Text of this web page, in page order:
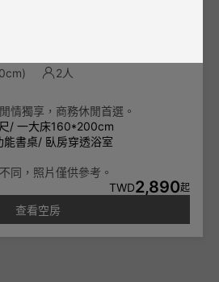
2人
情獨享，商務休閒首選。
/ 一大床160*200cm
能書桌/ 臥房穿透浴室
同，照片僅供參考。
TWD2,890起
查看空房